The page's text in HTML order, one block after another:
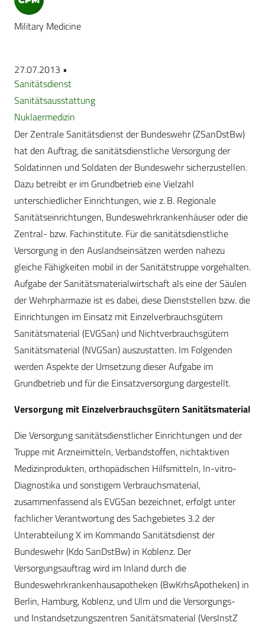
Military Medicine
27.07.2013 •
Sanitätsdienst
Sanitätsausstattung
Nuklaermedizin
Der Zentrale Sanitätsdienst der Bundeswehr (ZSanDstBw)
hat den Auftrag, die sanitätsdienstliche Versorgung der
Soldatinnen und Soldaten der Bundeswehr sicherzustellen.
Dazu betreibt er im Grundbetrieb eine Vielzahl
unterschiedlicher Einrichtungen, wie z. B. Regionale
Sanitätseinrichtungen, Bundeswehrkrankenhäuser oder die
Zentral- bzw. Fachinstitute. Für die sanitätsdienstliche
Versorgung in den Auslandseinsätzen werden nahezu
gleiche Fähigkeiten mobil in der Sanitätstruppe vorgehalten.
Aufgabe der Sanitätsmaterialwirtschaft als eine der Säulen
der Wehrpharmazie ist es dabei, diese Dienststellen bzw. die
Einrichtungen im Einsatz mit Einzelverbrauchsgütern
Sanitätsmaterial (EVGSan) und Nichtverbrauchsgütern
Sanitätsmaterial (NVGSan) auszustatten. Im Folgenden
werden Aspekte der Umsetzung dieser Aufgabe im
Grundbetrieb und für die Einsatzversorgung dargestellt.
Versorgung mit Einzelverbrauchsgütern Sanitätsmaterial
Die Versorgung sanitätsdienstlicher Einrichtungen und der
Truppe mit Arzneimitteln, Verbandstoffen, nichtaktiven
Medizinprodukten, orthopädischen Hilfsmitteln, In-vitro-
Diagnostika und sonstigem Verbrauchsmaterial,
zusammenfassend als EVGSan bezeichnet, erfolgt unter
fachlicher Verantwortung des Sachgebietes 3.2 der
Unterabteilung X im Kommando Sanitätsdienst der
Bundeswehr (Kdo SanDstBw) in Koblenz. Der
Versorgungsauftrag wird im Inland durch die
Bundeswehrkrankenhausapotheken (BwKrhsApotheken) in
Berlin, Hamburg, Koblenz, und Ulm und die Versorgungs-
und Instandsetzungszentren Sanitätsmaterial (VersInstZ